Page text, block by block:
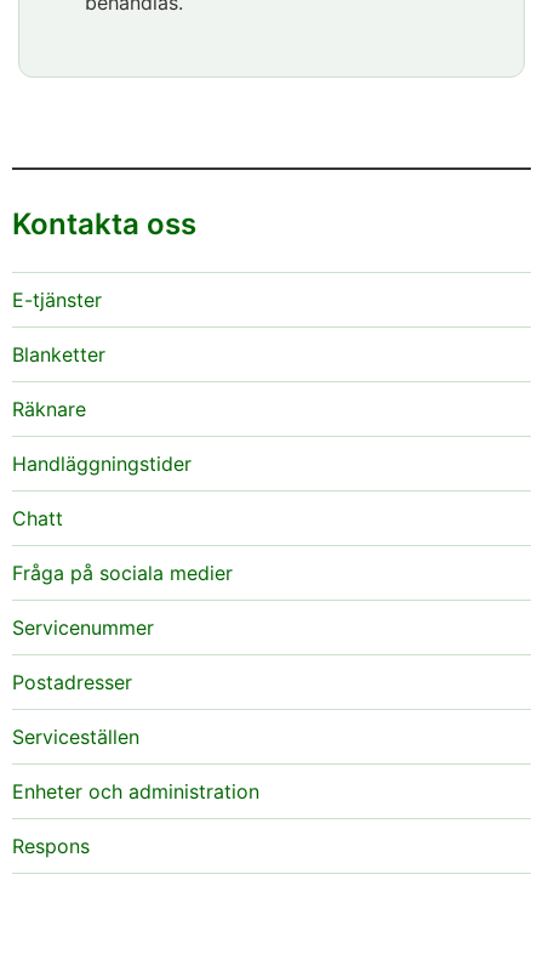
Kontakta oss
E-tjänster
Blanketter
Räknare
Handläggningstider
Chatt
Fråga på sociala medier
Servicenummer
Postadresser
Serviceställen
Enheter och administration
Respons